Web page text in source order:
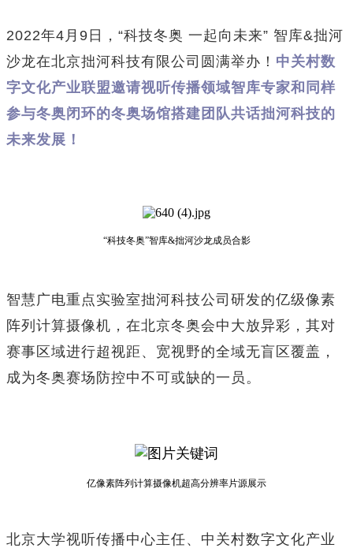
2022年4月9日，“科技冬奥 一起向未来” 智库&拙河
沙龙在北京拙河科技有限公司圆满举办！ 中关村数
字文化产业联盟邀请视听传播领域智库专家和同样
参与冬奥闭环的冬奥场馆搭建团队共话拙河科技的
未来发展！
“科技冬奥”智库&拙河沙龙成员合影
智慧广电重点实验室拙河科技公司研发的亿级像素
阵列计算摄像机，在北京冬奥会中大放异彩，其对
赛事区域进行超视距、宽视野的全域无盲区覆盖，
成为冬奥赛场防控中不可或缺的一员。
亿像素阵列计算摄像机超高分辨率片源展示
北京大学视听传播中心主任、中关村数字文化产业